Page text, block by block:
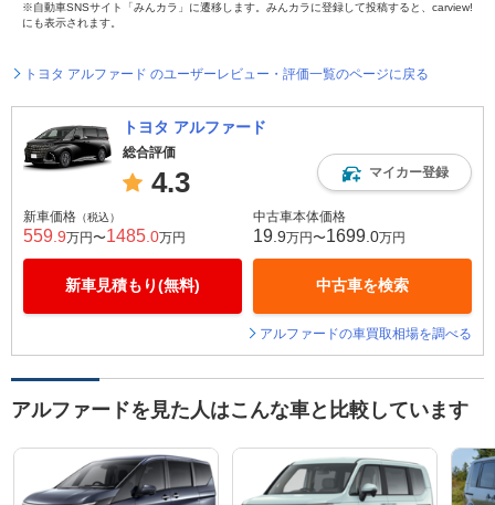
※自動車SNSサイト「みんカラ」に遷移します。みんカラに登録して投稿すると、carview!
にも表示されます。
トヨタ アルファード のユーザーレビュー・評価一覧のページに戻る
トヨタ アルファード
総合評価
4.3 マイカー登録
新車価格 （税込）
559 .9万円〜1485 .0万円
新車見積もり(無料)
中古車本体価格
19 .9万円〜1699 .0万円
中古車を検索
アルファードの車買取相場を調べる
アルファードを見た人はこんな車と比較しています